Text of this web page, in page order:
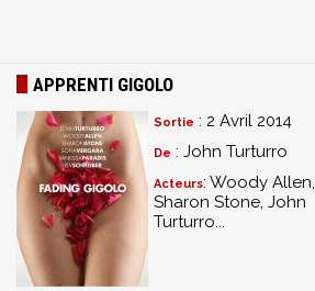
APPRENTI GIGOLO
Sortie : 2 Avril 2014
De : John Turturro
Acteurs: Woody Allen,
Sharon Stone, John
Turturro...